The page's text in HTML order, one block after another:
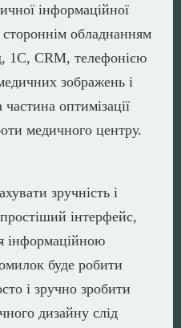
інформаційної
стороннім обладнанням
1С, CRM, телефонією
зображень і
оптимізації
медичного центру.
зручність і
інтерфейс,
інформаційною
буде робити
і зручно зробити
дизайну слід